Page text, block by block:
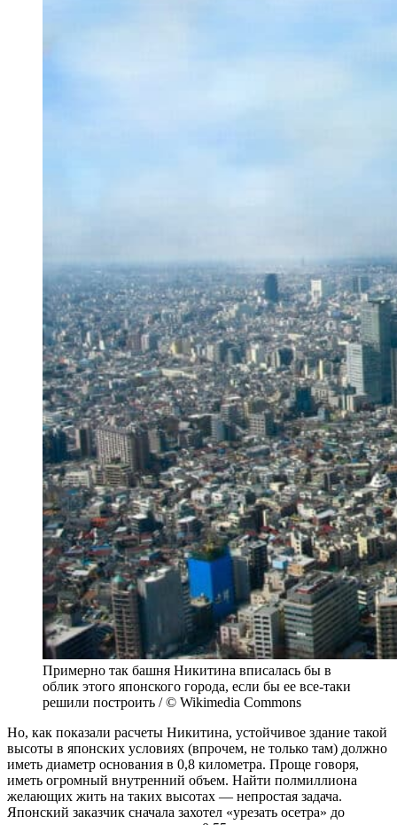
Примерно так башня Никитина вписалась бы в
облик этого японского города, если бы ее все-таки
решили построить / © Wikimedia Commons
Но, как показали расчеты Никитина, устойчивое здание такой
высоты в японских условиях (впрочем, не только там) должно
иметь диаметр основания в 0,8 километра. Проще говоря,
иметь огромный внутренний объем. Найти полмиллиона
желающих жить на таких высотах — непростая задача.
Японский заказчик сначала захотел «урезать осетра» до